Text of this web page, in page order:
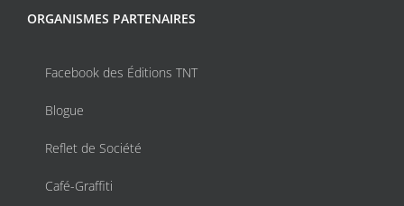
ORGANISMES PARTENAIRES
Facebook des Éditions TNT
Blogue
Reflet de Société
Café-Graffiti